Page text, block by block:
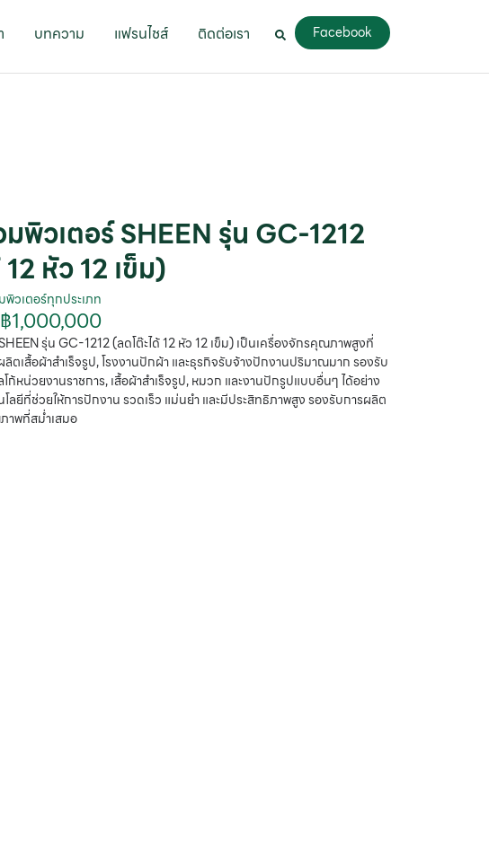
บทความ แฟรนไชส์ ติดต่อเรา Facebook
พิวเตอร์ SHEEN รุ่น GC-1212
หัว 12 เข็ม)
วเตอร์ทุกประเภท
฿1,000,000
รุ่น GC-1212 (ลดโต๊ะได้ 12 หัว 12 เข็ม) เป็นเครื่องจักรคุณภาพสูงที่
ลิตเสื้อผ้าสำเร็จรูป, โรงงานปักผ้า และธุรกิจรับจ้างปักงานปริมาณมาก รองรับ
ก้หน่วยงานราชการ, เสื้อผ้าสำเร็จรูป, หมวก และงานปักรูปแบบอื่นๆ ได้อย่าง
โลยีที่ช่วยให้การปักงาน รวดเร็ว แม่นยำ และมีประสิทธิภาพสูง รองรับการผลิต
พที่สม่ำเสมอ